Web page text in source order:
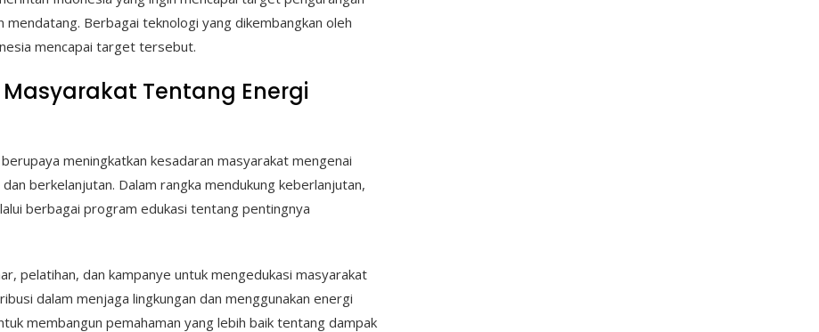
Berbagai teknologi yang dikembangkan oleh
mencapai target tersebut.
Tentang Energi
meningkatkan kesadaran masyarakat mengenai
berkelanjutan. Dalam rangka mendukung keberlanjutan,
berbagai program edukasi tentang pentingnya
pelatihan, dan kampanye untuk mengedukasi masyarakat
dalam menjaga lingkungan dan menggunakan energi
membangun pemahaman yang lebih baik tentang dampak